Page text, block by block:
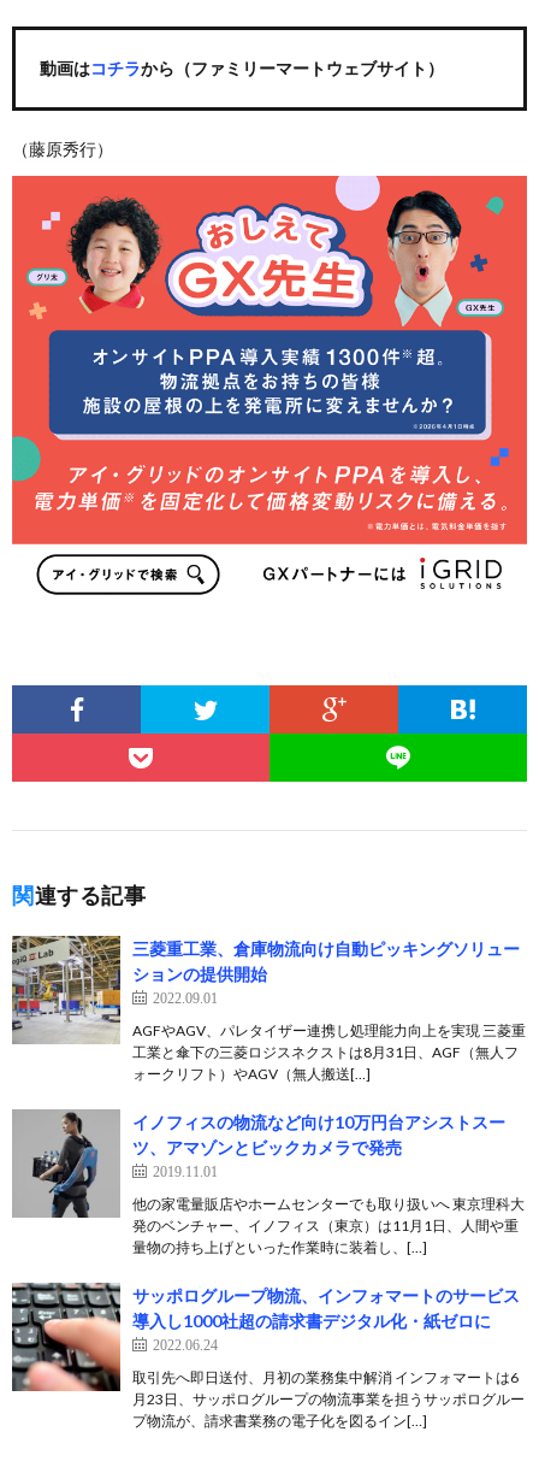
動画はコチラから（ファミリーマートウェブサイト）
（藤原秀行）
関連する記事
三菱重工業、倉庫物流向け自動ピッキングソリュー
ションの提供開始
2022.09.01
AGFやAGV、パレタイザー連携し処理能力向上を実現 三菱重
工業と傘下の三菱ロジスネクストは8月31日、AGF（無人フ
ォークリフト）やAGV（無人搬送[…]
イノフィスの物流など向け10万円台アシストスー
ツ、アマゾンとビックカメラで発売
2019.11.01
他の家電量販店やホームセンターでも取り扱いへ 東京理科大
発のベンチャー、イノフィス（東京）は11月1日、人間や重
量物の持ち上げといった作業時に装着し、[…]
サッポログループ物流、インフォマートのサービス
導入し1000社超の請求書デジタル化・紙ゼロに
2022.06.24
取引先へ即日送付、月初の業務集中解消 インフォマートは6
月23日、サッポログループの物流事業を担うサッポログルー
プ物流が、請求書業務の電子化を図るイン[…]